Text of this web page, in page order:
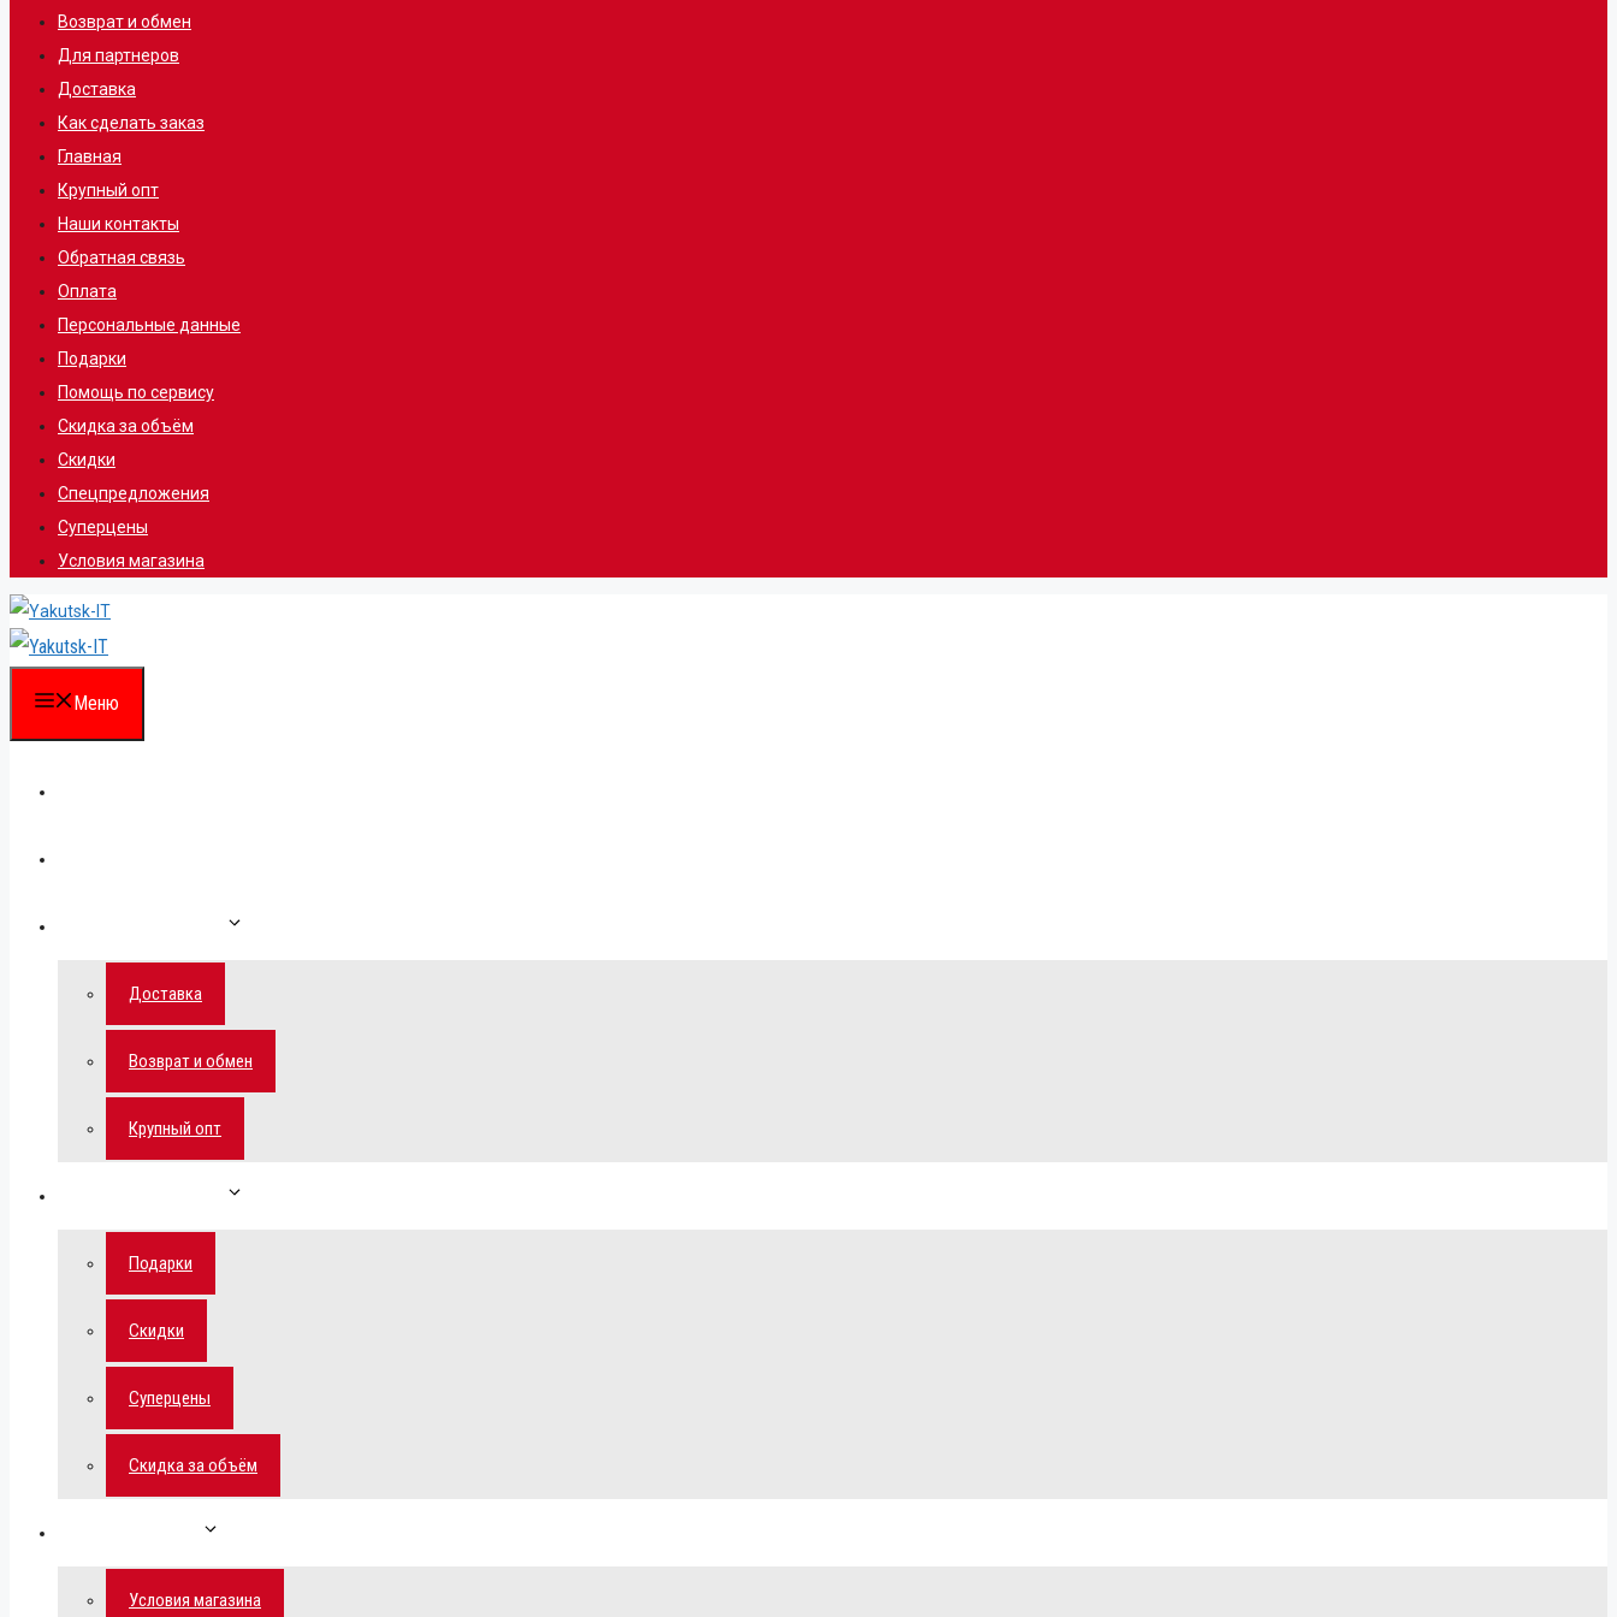
Возврат и обмен
Для партнеров
Доставка
Как сделать заказ
Главная
Крупный опт
Наши контакты
Обратная связь
Оплата
Персональные данные
Подарки
Помощь по сервису
Скидка за объём
Скидки
Спецпредложения
Суперцены
Условия магазина
Меню
Доставка
Возврат и обмен
Крупный опт
Подарки
Скидки
Суперцены
Скидка за объём
Условия магазина